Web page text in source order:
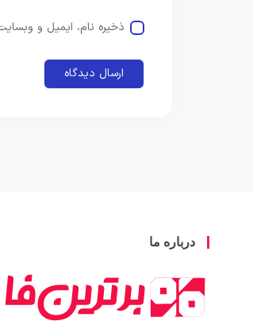
ذخیره نام، ایمیل و
درباره ما